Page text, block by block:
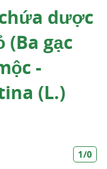
dược
(Ba gạc
-
(L.)
1/0